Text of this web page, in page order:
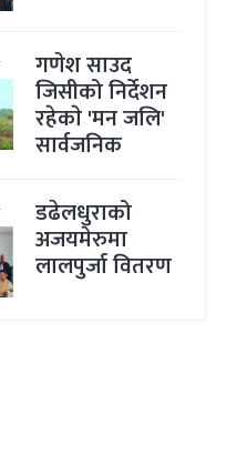
गणेश साउद
जिसीको निर्देशन
रहेकाे 'मन जलि'
सार्वजनिक
डढेलधुराको
अजयमेरुमा
लालपुर्जा वितरण